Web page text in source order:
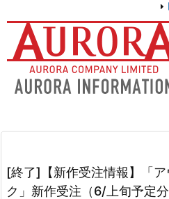
[終了]【新作受注情報】「
ク」新作受注（6/上旬予定分